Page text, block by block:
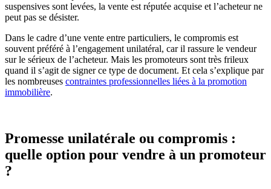
suspensives sont levées, la vente est réputée acquise et l’acheteur ne
peut pas se désister.
Dans le cadre d’une vente entre particuliers, le compromis est
souvent préféré à l’engagement unilatéral, car il rassure le vendeur
sur le sérieux de l’acheteur. Mais les promoteurs sont très frileux
quand il s’agit de signer ce type de document. Et cela s’explique par
les nombreuses contraintes professionnelles liées à la promotion
immobilière.
Promesse unilatérale ou compromis :
quelle option pour vendre à un promoteur
?